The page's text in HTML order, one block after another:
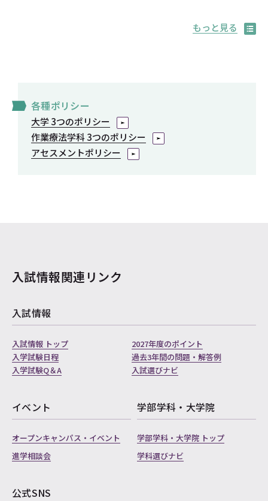
もっと見る
各種ポリシー
大学 3つのポリシー
作業療法学科 3つのポリシー
アセスメントポリシー
入試情報関連リンク
入試情報
入試情報 トップ
2027年度のポイント
入学試験日程
過去3年間の問題・解答例
入学試験Q＆A
入試選びナビ
イベント
オープンキャンパス・イベント
進学相談会
学部学科・大学院
学部学科・大学院 トップ
学科選びナビ
公式SNS